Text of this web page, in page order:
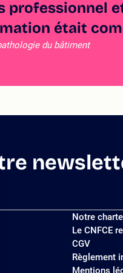
était
du bâtiment
Notre charte
Le CNFCE
CGV
Règlement
Mentions